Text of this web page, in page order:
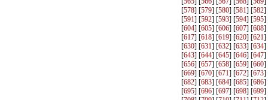
[578] [579] [580] [581] [582]
[591] [592] [593] [594] [595]
[604] [605] [606] [607] [608]
[617] [618] [619] [620] [621]
[630] [631] [632] [633] [634]
[643] [644] [645] [646] [647]
[656] [657] [658] [659] [660]
[669] [670] [671] [672] [673]
[682] [683] [684] [685] [686]
[695] [696] [697] [698] [699]